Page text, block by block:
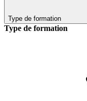
Type de formation
Type de formation